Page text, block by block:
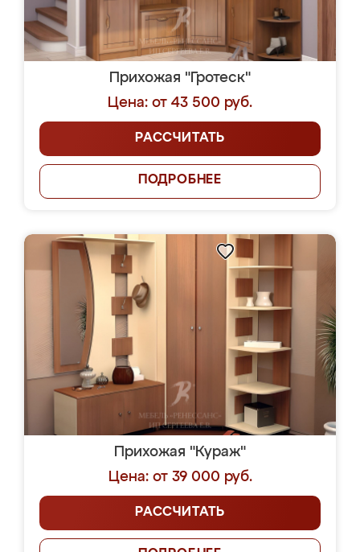
Прихожая "Гротеск"
Цена: от 43 500 руб.
РАССЧИТАТЬ
ПОДРОБНЕЕ
Прихожая "Кураж"
Цена: от 39 000 руб.
РАССЧИТАТЬ